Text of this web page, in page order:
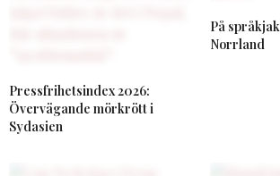
Pressfrihetsindex 2026:
Övervägande mörkrött i
Sydasien
På
Norrland